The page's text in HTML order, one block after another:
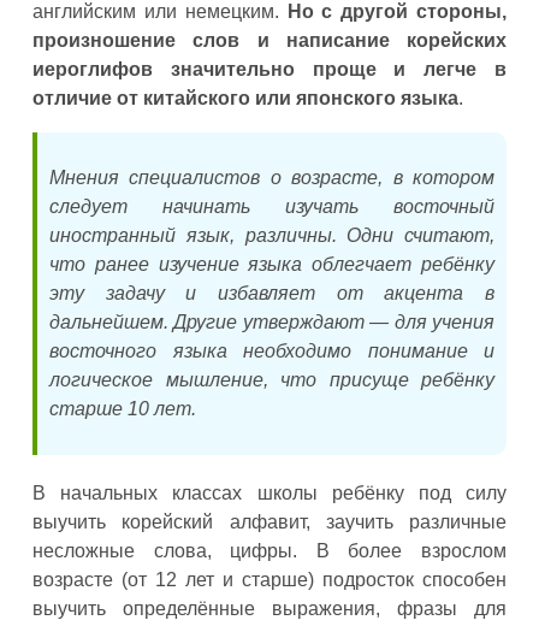
английским или немецким.
Но с другой стороны,
произношение слов и написание корейских
иероглифов значительно проще и легче в
отличие от китайского или японского языка.
Мнения специалистов о возрасте, в котором
следует начинать изучать восточный
иностранный язык, различны. Одни считают,
что ранее изучение языка облегчает ребёнку
эту задачу и избавляет от акцента в
дальнейшем. Другие утверждают — для учения
восточного языка необходимо понимание и
логическое мышление, что присуще ребёнку
старше 10 лет.
В начальных классах школы ребёнку под силу
выучить корейский алфавит, заучить различные
несложные слова, цифры. В более взрослом
возрасте (от 12 лет и старше) подросток способен
выучить определённые выражения, фразы для